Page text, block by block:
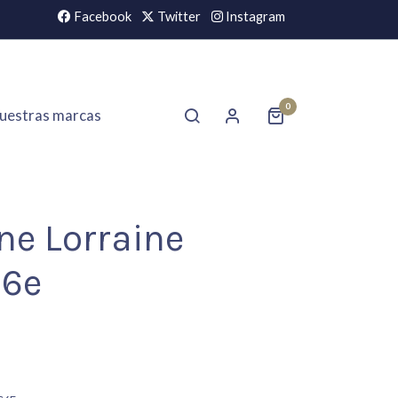
Facebook Twitter Instagram
marcas 0
Lorraine